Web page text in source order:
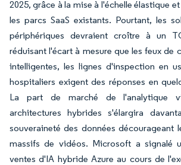
2025, grâce à la mise à l'échelle élastique
les parcs SaaS existants. Pourtant, les
périphériques devraient croître à un
réduisant l'écart à mesure que les feux de
intelligentes, les lignes d'inspection en
hospitaliers exigent des réponses en
La part de marché de l'analytique
architectures hybrides s'élargira
souveraineté des données décourageant
massifs de vidéos. Microsoft a signalé
ventes d'IA hybride Azure au cours de